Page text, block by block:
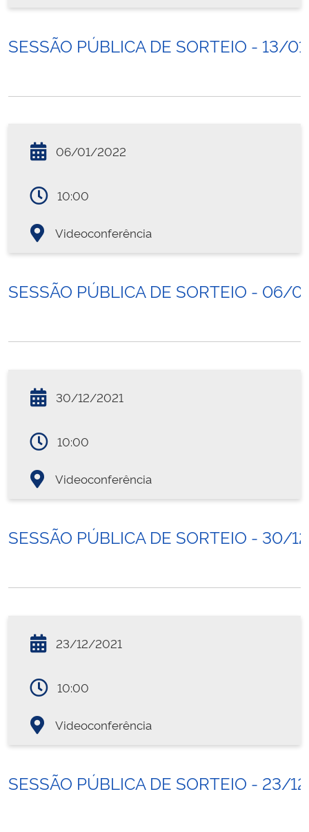
SESSÃO PÚBLICA DE SORTEIO - 13/
06/01/2022
10:00
Videoconferência
SESSÃO PÚBLICA DE SORTEIO - 06/
30/12/2021
10:00
Videoconferência
SESSÃO PÚBLICA DE SORTEIO - 30/
23/12/2021
10:00
Videoconferência
SESSÃO PÚBLICA DE SORTEIO - 23/